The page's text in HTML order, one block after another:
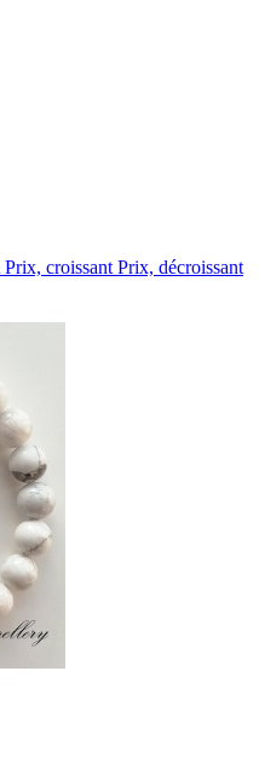
Prix, croissant Prix, décroissant